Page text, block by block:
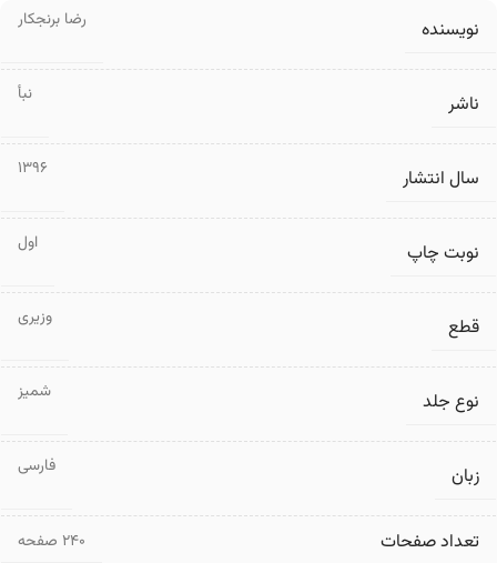
نویسنده رضا برنجکار
ناشر نبأ
سال انتشار 1396
نوبت چاپ اول
قطع وزیری
نوع جلد شمیز
زبان فارسی
تعداد صفحات ۲۴۰ صفحه